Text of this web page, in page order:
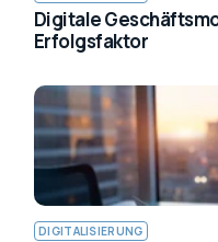
Digitale
Erfolgsfaktor
DIGITALISIERUNG